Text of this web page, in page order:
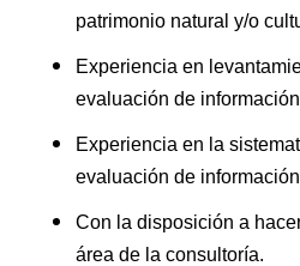
patrimonio natural y/o
Experiencia en
evaluación de
Experiencia en la
evaluación de
Con la disposición a
área de la consultoría.